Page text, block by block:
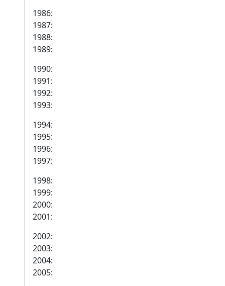
1986:
1987:
1988:
1989:
1990:
1991:
1992:
1993:
1994:
1995:
1996:
1997:
1998:
1999:
2000:
2001:
2002:
2003:
2004:
2005: